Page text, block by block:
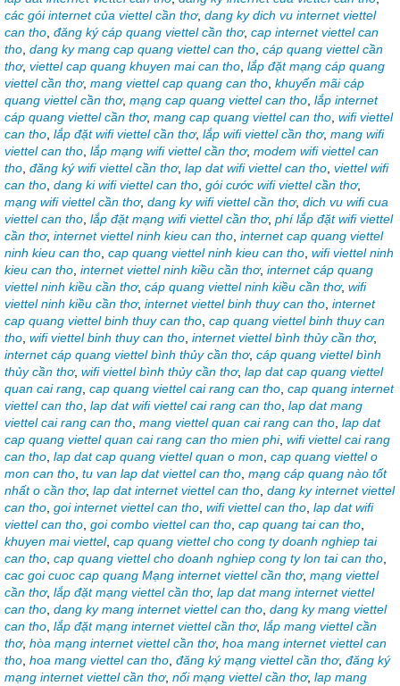
các gói internet của viettel cần thơ, dang ky dich vu internet viettel
can tho đăng ký cáp quang viettel cần thơ, cap internet viettel can
tho dang ky mang cap quang viettel can tho cáp quang viettel cần
thơ, viettel cap quang khuyen mai can tho lắp đặt mạng cáp quang
viettel cần thơ, mang viettel cap quang can tho khuyến mãi cáp
quang viettel cần thơ, mạng cap quang viettel can tho lắp internet
cáp quang viettel cần thơ, mang cap quang viettel can tho wifi viettel
can tho lắp đặt wifi viettel cần thơ, lắp wifi viettel cần thơ, mang wifi
viettel can tho lắp mạng wifi viettel cần thơ, modem wifi viettel can
tho đăng ký wifi viettel cần thơ, lap dat wifi viettel can tho viettel wifi
can tho dang ki wifi viettel can tho gói cước wifi viettel cần thơ,
mạng wifi viettel cần thơ, dang ky wifi viettel cần thơ, dich vu wifi cua
viettel can tho lắp đặt mạng wifi viettel cần thơ, phí lắp đặt wifi viettel
cần thơ, internet viettel ninh kieu can tho internet cap quang viettel
ninh kieu can tho cap quang viettel ninh kieu can tho wifi viettel ninh
kieu can tho internet viettel ninh kiều cần thơ, internet cáp quang
viettel ninh kiều cần thơ, cáp quang viettel ninh kiều cần thơ, wifi
viettel ninh kiều cần thơ, internet viettel binh thuy can tho internet
cap quang viettel binh thuy can tho cap quang viettel binh thuy can
tho wifi viettel binh thuy can tho internet viettel bình thủy cần thơ,
internet cáp quang viettel bình thủy cần thơ, cáp quang viettel bình
thủy cần thơ, wifi viettel bình thủy cần thơ, lap dat cap quang viettel
quan cai rang cap quang viettel cai rang can tho cap quang internet
viettel can tho lap dat wifi viettel cai rang can tho lap dat mang
viettel cai rang can tho mang viettel quan cai rang can tho lap dat
cap quang viettel quan cai rang can tho mien phi, wifi viettel cai rang
can tho lap dat cap quang viettel quan o mon cap quang viettel o
mon can tho tu van lap dat viettel can tho mạng cáp quang nào tốt
nhất o cần thơ, lap dat internet viettel can tho dang ky internet viettel
can tho goi internet viettel can tho wifi viettel can tho lap dat wifi
viettel can tho goi combo viettel can tho cap quang tai can tho
khuyen mai viettel, cap quang viettel cho cong ty doanh nghiep tai
can tho cap quang viettel cho doanh nghiep cong ty lon tai can tho
cac goi cuoc cap quang Mạng internet viettel cần thơ, mạng viettel
cần thơ, lắp đặt mạng viettel cần thơ, lap dat mang internet viettel
can tho dang ky mang internet viettel can tho dang ky mang viettel
can tho lắp đặt mạng internet viettel cần thơ, lắp mang viettel cần
thơ, hòa mạng internet viettel cần thơ, hoa mang internet viettel can
tho hoa mang viettel can tho đăng ký mạng viettel cần thơ, đăng ký
mạng internet viettel cần thơ, nối mạng viettel cần thơ, lap mang